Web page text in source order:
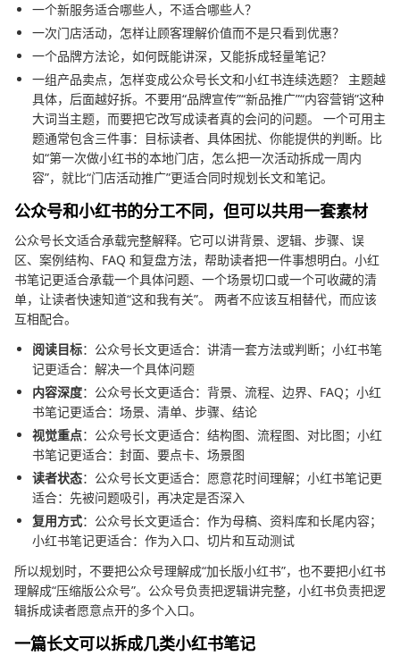
一个新服务适合哪些人，不适合哪些人？
一次门店活动，怎样让顾客理解价值而不是只看到优惠？
一个品牌方法论，如何既能讲深，又能拆成轻量笔记？
一组产品卖点，怎样变成公众号长文和小红书连续选题？ 主题越
具体，后面越好拆。不要用“品牌宣传”“新品推广”“内容营销”这种
大词当主题，而要把它改写成读者真的会问的问题。 一个可用主
题通常包含三件事：目标读者、具体困扰、你能提供的判断。比
如“第一次做小红书的本地门店，怎么把一次活动拆成一周内
容”，就比“门店活动推广”更适合同时规划长文和笔记。
公众号和小红书的分工不同，但可以共用一套素材
公众号长文适合承载完整解释。它可以讲背景、逻辑、步骤、误
区、案例结构、FAQ 和复盘方法，帮助读者把一件事想明白。小红
书笔记更适合承载一个具体问题、一个场景切口或一个可收藏的清
单，让读者快速知道“这和我有关”。 两者不应该互相替代，而应该
互相配合。
阅读目标：公众号长文更适合：讲清一套方法或判断；小红书笔
记更适合：解决一个具体问题
内容深度：公众号长文更适合：背景、流程、边界、FAQ；小红
书笔记更适合：场景、清单、步骤、结论
视觉重点：公众号长文更适合：结构图、流程图、对比图；小红
书笔记更适合：封面、要点卡、场景图
读者状态：公众号长文更适合：愿意花时间理解；小红书笔记更
适合：先被问题吸引，再决定是否深入
复用方式：公众号长文更适合：作为母稿、资料库和长尾内容；
小红书笔记更适合：作为入口、切片和互动测试
所以规划时，不要把公众号理解成“加长版小红书”，也不要把小红书
理解成“压缩版公众号”。公众号负责把逻辑讲完整，小红书负责把逻
辑拆成读者愿意点开的多个入口。
一篇长文可以拆成几类小红书笔记